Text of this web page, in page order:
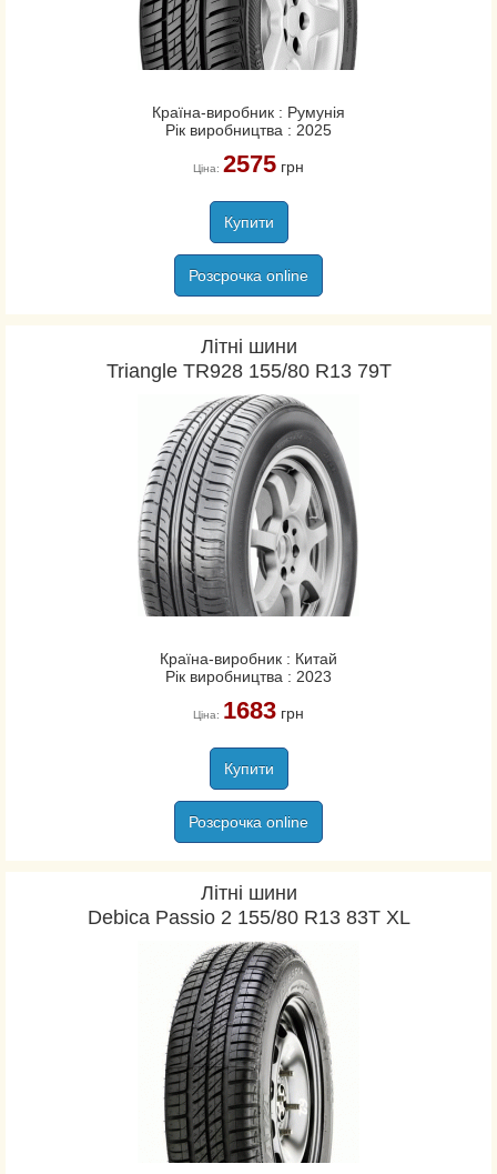
Країна-виробник : Румунія
Рік виробництва : 2025
Ціна: 2575грн
Купити
Розсрочка online
Літні шини
Triangle TR928 155/80 R13 79T
Країна-виробник : Китай
Рік виробництва : 2023
Ціна: 1683грн
Купити
Розсрочка online
Літні шини
Debica Passio 2 155/80 R13 83T XL